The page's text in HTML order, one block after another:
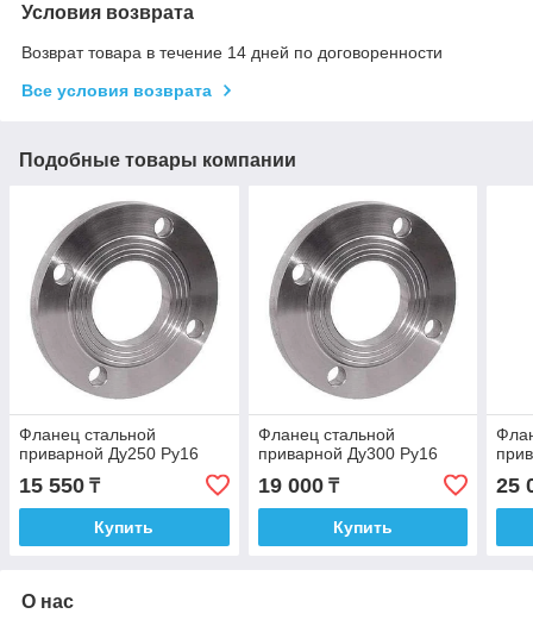
Условия возврата
Возврат товара в течение 14 дней по договоренности
Все условия возврата
Подобные товары компании
Фланец стальной
приварной Ду250 Ру16
15 550 ₸
Купить
Фланец стальной
приварной Ду300 Ру16
19 000₸
Купить
25
О нас